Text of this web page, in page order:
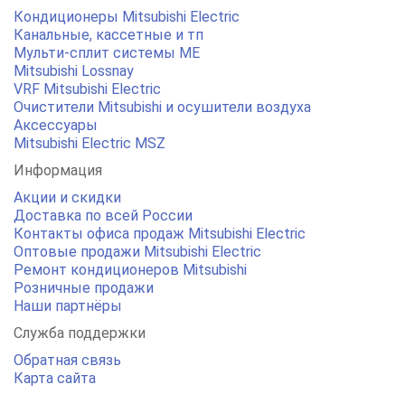
Кондиционеры Mitsubishi Electric
Канальные, кассетные и тп
Мульти-сплит системы ME
Mitsubishi Lossnay
VRF Mitsubishi Electric
Очистители Mitsubishi и осушители воздуха
Аксессуары
Mitsubishi Electric MSZ
Информация
Акции и скидки
Доставка по всей России
Контакты офиса продаж Mitsubishi Electric
Оптовые продажи Mitsubishi Electric
Ремонт кондиционеров Mitsubishi
Розничные продажи
Наши партнёры
Служба поддержки
Обратная связь
Карта сайта